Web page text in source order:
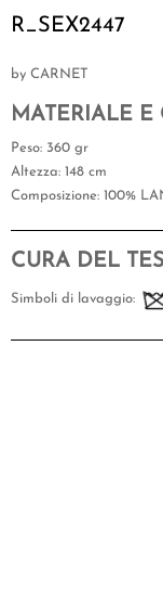
R_SEX2447
by CARNET
MATERIALE E
Peso: 360 gr
Altezza: 148 cm
Composizione: 100%
CURA DEL
Simboli di lavaggio: